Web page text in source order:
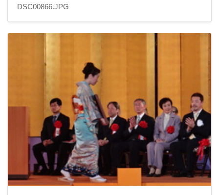
DSC00866.JPG